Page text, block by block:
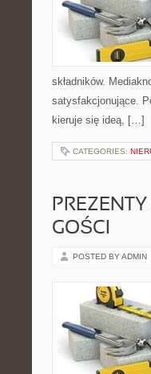
składników.
satysfakcjonujące.
kieruje się ideą, […]
CATEGORIES:
GOŚCI
POSTED BY ADMIN